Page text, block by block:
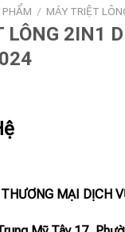
PHẨM / MÁY TRIỆT
LÔNG 2IN1
MẠI DỊCH